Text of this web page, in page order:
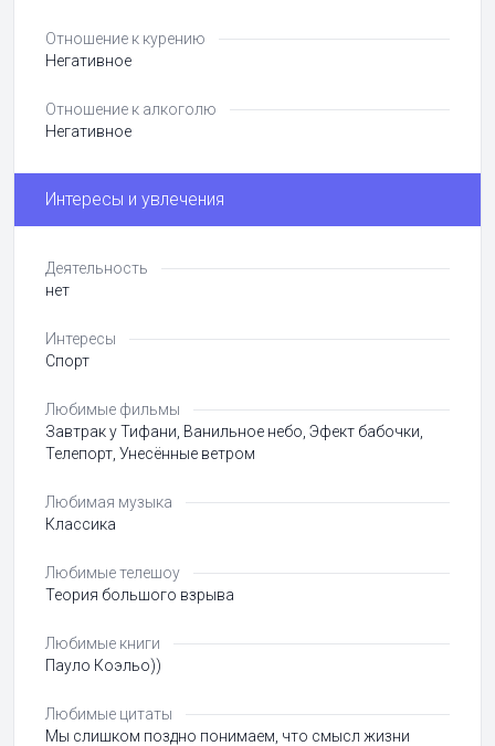
Отношение к курению
Негативное
Отношение к алкоголю
Негативное
Интересы и увлечения
Деятельность
нет
Интересы
Спорт
Любимые фильмы
Завтрак у Тифани, Ванильное небо, Эфект бабочки,
Телепорт, Унесённые ветром
Любимая музыка
Классика
Любимые телешоу
Теория большого взрыва
Любимые книги
Пауло Коэльо))
Любимые цитаты
Мы слишком поздно понимаем, что смысл жизни